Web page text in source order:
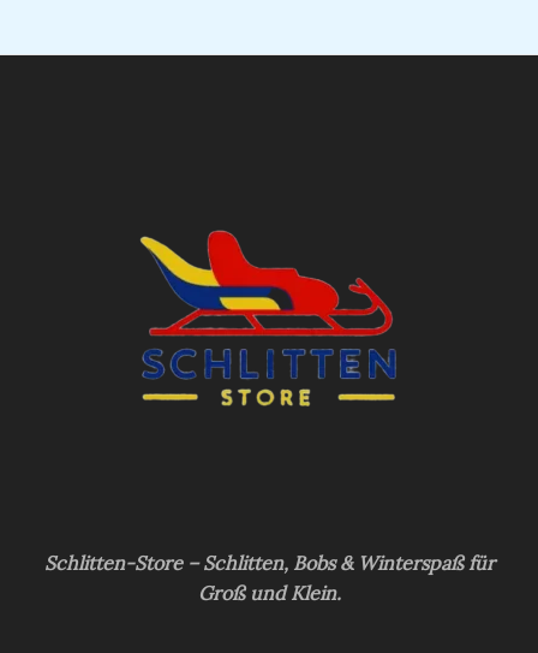
Schlitten-Store – Schlitten, Bobs & Winterspaß für
Groß und Klein.